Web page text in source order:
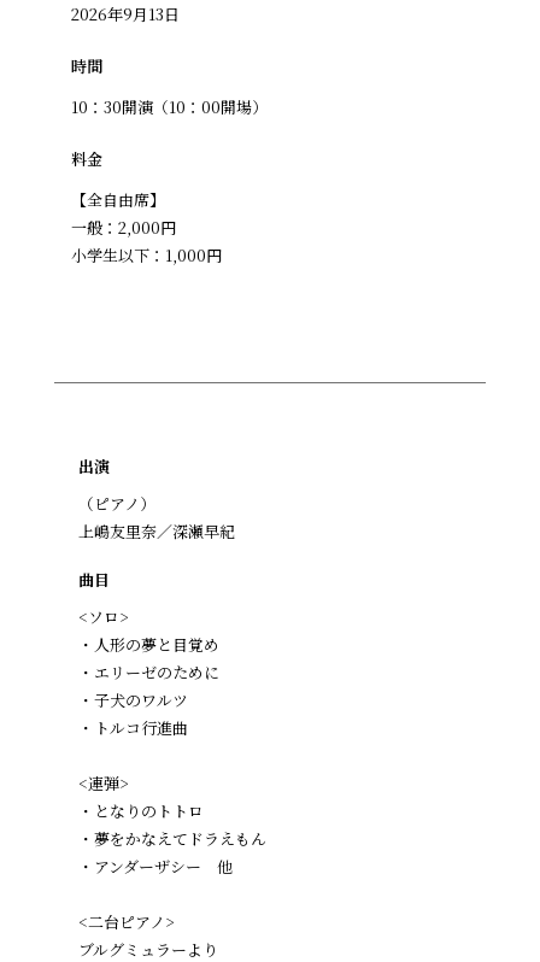
2026年9月13日
時間
10：30開演（10：00開場）
料金
【全自由席】
一般：2,000円
小学生以下：1,000円
出演
（ピアノ）
上嶋友里奈／深瀬早紀
曲目
<ソロ>
・人形の夢と目覚め
・エリーゼのために
・子犬のワルツ
・トルコ行進曲
<連弾>
・となりのトトロ
・夢をかなえてドラえもん
・アンダーザシー 他
<二台ピアノ>
ブルグミュラーより